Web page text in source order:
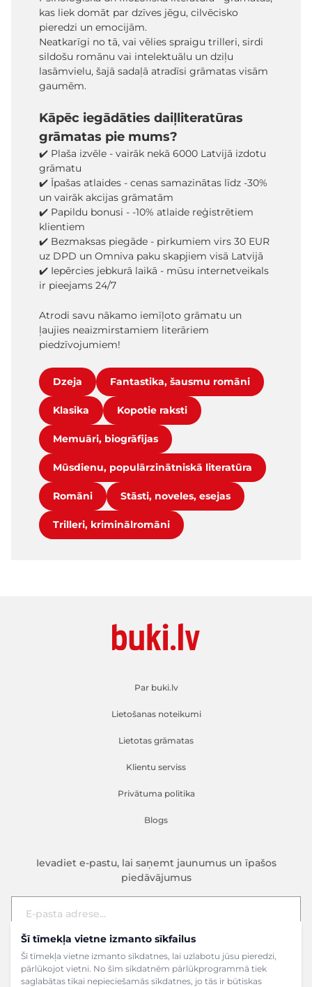
Šī tīmekļa vietne izmanto sīkfailus
Šī tīmekļa vietne izmanto sīkdatnes, lai uzlabotu jūsu pieredzi,
pārlūkojot vietni. No šīm sīkdatnēm pārlūkprogrammā tiek
saglabātas tikai nepieciešamās sīkdatnes, jo tās ir būtiskas
kas liek domāt par dzīves jēgu, cilvēcisko
pieredzi un emocijām.
Neatkarīgi no tā, vai vēlies spraigu trilleri, sirdi
sildošu romānu vai intelektuālu un dziļu
lasāmvielu, šajā sadaļā atradīsi grāmatas visām
gaumēm.
Kāpēc iegādāties daiļliteratūras
grāmatas pie mums?
✔️ Plaša izvēle - vairāk nekā 6000 Latvijā izdotu
grāmatu
✔️ Īpašas atlaides - cenas samazinātas līdz -30%
un vairāk akcijas grāmatām
✔️ Papildu bonusi - -10% atlaide reģistrētiem
klientiem
✔️ Bezmaksas piegāde - pirkumiem virs 30 EUR
uz DPD un Omniva paku skapjiem visā Latvijā
✔️ Iepērcies jebkurā laikā - mūsu internetveikals
ir pieejams 24/7
Atrodi savu nākamo iemīļoto grāmatu un
ļaujies neaizmirstamiem literāriem
piedzīvojumiem!
Dzeja Fantastika, šausmu romāni
Klasika Kopotie raksti
Memuāri, biogrāfijas
Mūsdienu, populārzinātniskā literatūra
Romāni Stāsti, noveles, esejas
Trilleri, kriminālromāni
Par buki.lv
Lietošanas noteikumi
Lietotas grāmatas
Klientu serviss
Privātuma politika
Blogs
Ievadiet e-pastu, lai saņemt jaunumus un īpašos
piedāvājumus
E-pasta adrese
Pieteikties